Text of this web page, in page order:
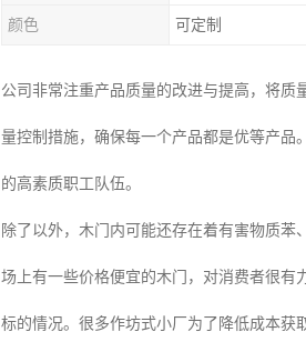
颜色 可定制
公司非常注重产品质量的改进与提高，将
量控制措施，确保每一个产品都是优等产品
的高素质职工队伍。
除了以外，木门内可能还存在着有害物质
场上有一些价格便宜的木门，对消费者很有
标的情况。很多作坊式小厂为了降低成本获